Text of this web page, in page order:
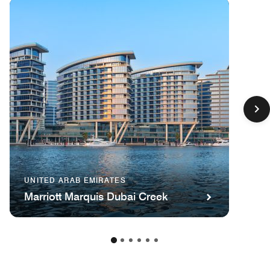
UNITED ARAB EMIRATES
Marriott Marquis Dubai Creek